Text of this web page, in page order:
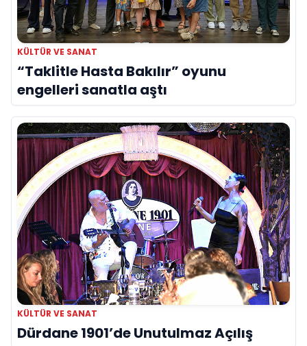
KÜLTÜR VE SANAT
“Taklitle Hasta Bakılır” oyunu
engelleri sanatla aştı
KÜLTÜR VE SANAT
Dürdane 1901’de Unutulmaz Açılış